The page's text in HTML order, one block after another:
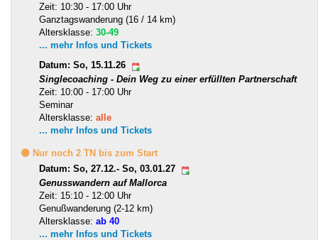
Zeit: 10:30 - 17:00 Uhr
Ganztagswanderung (16 / 14 km)
Altersklasse: 30-49
... mehr Infos und Tickets
Datum: So, 15.11.26
Singlecoaching - Dein Weg zu einer erfüllten Partnerschaft
Zeit: 10:00 - 17:00 Uhr
Seminar
Altersklasse: alle
... mehr Infos und Tickets
🟡 Nur noch 2 TN bis zum Start
Datum: So, 27.12.- So, 03.01.27
Genusswandern auf Mallorca
Zeit: 15:10 - 12:00 Uhr
Genußwanderung (2-12 km)
Altersklasse: ab 40
... mehr Infos und Tickets